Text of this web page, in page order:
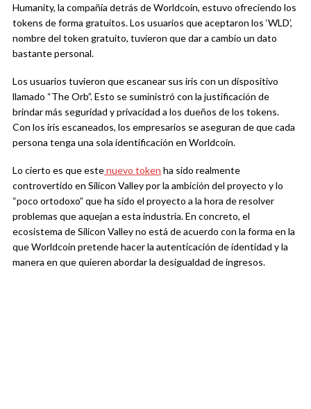
Humanity, la compañía detrás de Worldcoin, estuvo ofreciendo los
tokens de forma gratuitos. Los usuarios que aceptaron los ‘WLD’,
nombre del token gratuito, tuvieron que dar a cambio un dato
bastante personal.
Los usuarios tuvieron que escanear sus iris con un dispositivo
llamado “The Orb”. Esto se suministró con la justificación de
brindar más seguridad y privacidad a los dueños de los tokens.
Con los iris escaneados, los empresarios se aseguran de que cada
persona tenga una sola identificación en Worldcoin.
Lo cierto es que estenuevo token ha sido realmente
controvertido en Silicon Valley por la ambición del proyecto y lo
“poco ortodoxo” que ha sido el proyecto a la hora de resolver
problemas que aquejan a esta industria. En concreto, el
ecosistema de Silicon Valley no está de acuerdo con la forma en la
que Worldcoin pretende hacer la autenticación de identidad y la
manera en que quieren abordar la desigualdad de ingresos.